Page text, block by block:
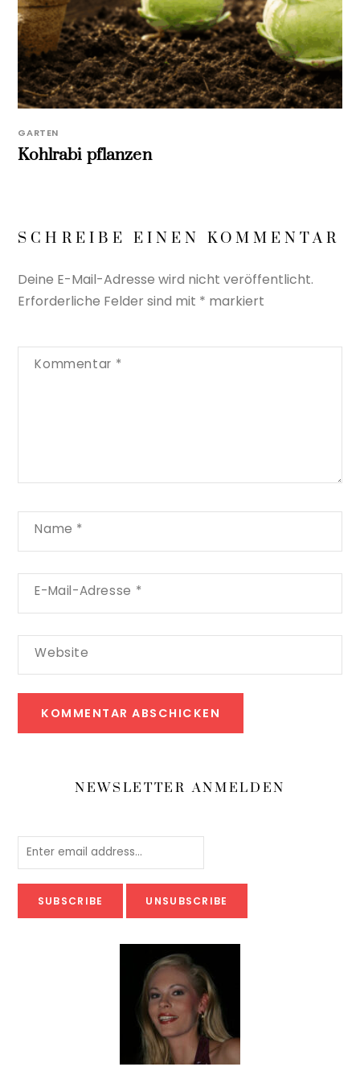
GARTEN
Kohlrabi pflanzen
SCHREIBE EINEN KOMMENTAR
Deine E-Mail-Adresse wird nicht veröffentlicht.
Erforderliche Felder sind mit * markiert
Kommentar *
Name *
E-Mail-Adresse *
Website
NEWSLETTER ANMELDEN